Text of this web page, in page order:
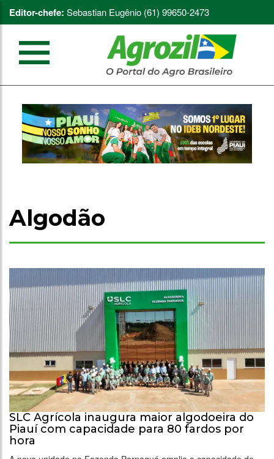
Editor-chefe: Sebastian Eugênio (61) 99650-2473
Algodão
SLC Agrícola inaugura maior algodoeira do
Piauí com capacidade para 80 fardos por
hora